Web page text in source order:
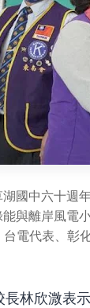
國中六十週
與離岸風電
台電代表、彰
長林欣溦表